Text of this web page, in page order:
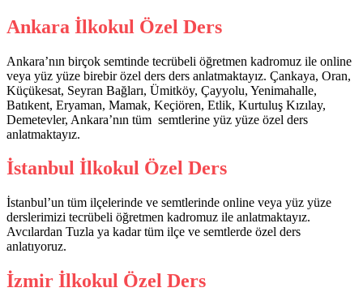
Ankara İlkokul Özel Ders
Ankara’nın birçok semtinde tecrübeli öğretmen kadromuz ile online
veya yüz yüze birebir özel ders ders anlatmaktayız. Çankaya, Oran,
Küçükesat, Seyran Bağları, Ümitköy, Çayyolu, Yenimahalle,
Batıkent, Eryaman, Mamak, Keçiören, Etlik, Kurtuluş Kızılay,
Demetevler, Ankara’nın tüm semtlerine yüz yüze özel ders
anlatmaktayız.
İstanbul İlkokul Özel Ders
İstanbul’un tüm ilçelerinde ve semtlerinde online veya yüz yüze
derslerimizi tecrübeli öğretmen kadromuz ile anlatmaktayız.
Avcılardan Tuzla ya kadar tüm ilçe ve semtlerde özel ders
anlatıyoruz.
İzmir İlkokul Özel Ders